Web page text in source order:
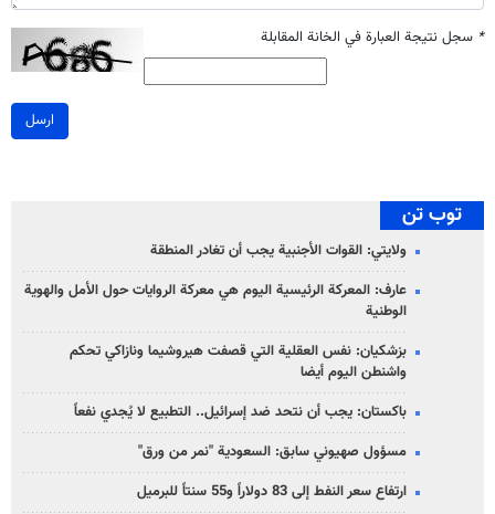
* سجل نتيجة العبارة في الخانة المقابلة
ارسل
توب تن
ولايتي: القوات الأجنبية يجب أن تغادر المنطقة
عارف: المعركة الرئيسية اليوم هي معركة الروايات حول الأمل والهوية
الوطنية
بزشكيان: نفس العقلية التي قصفت هيروشيما ونازاكي تحكم
واشنطن اليوم أيضا
باكستان: يجب أن نتحد ضد إسرائيل.. التطبيع لا يُجدي نفعاً
مسؤول صهيوني سابق: السعودية "نمر من ورق"
ارتفاع سعر النفط إلى 83 دولاراً و55 سنتاً للبرميل